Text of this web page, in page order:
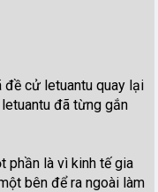
đề cử letuantu quay lại
đã từng gắn
phần là vì kinh tế gia
bên để ra ngoài làm